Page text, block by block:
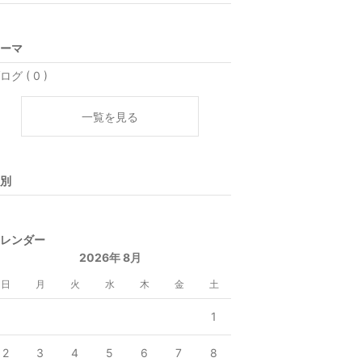
マ
グ ( 0 )
一覧を見る
ンダー
2026年 8月
日 月 火 水 木 金 土
1
2 3 4 5 6 7 8